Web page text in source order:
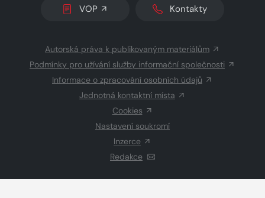
VOP Kontakty
Autorská práva k publikovaným materiálům
Podmínky pro užívání služby informační společnosti
Informace o zpracování osobních údajů
Jednotná kontaktní místa
Cookies
Nastavení soukromí
Inzerce
Redakce